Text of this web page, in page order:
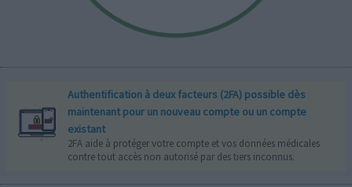
Authentification à deux facteurs (2FA) possible dès
maintenant pour un nouveau compte ou un compte
existant
2FA aide à protéger votre compte et vos données médicales
contre tout accès non autorisé par des tiers inconnus.